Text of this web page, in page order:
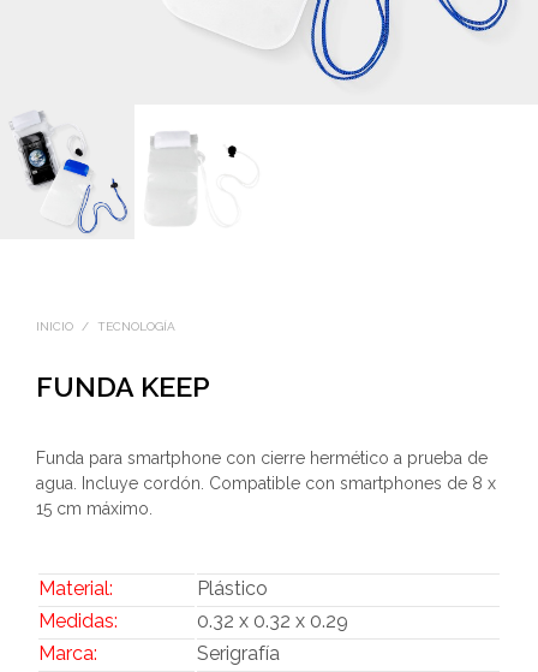
INICIO / TECNOLOGÍA
FUNDA KEEP
Funda para smartphone con cierre hermético a prueba de
agua. Incluye cordón. Compatible con smartphones de 8 x
15 cm máximo.
Material:
Plástico
Medidas:
0.32 x 0.32 x 0.29
Marca:
Serigrafía